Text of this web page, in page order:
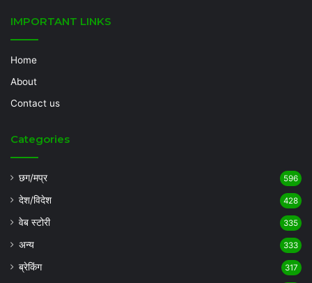
IMPORTANT LINKS
Home
About
Contact us
Categories
छग/मप्र 596
देश/विदेश 428
वेब स्टोरी 335
अन्य 333
ब्रेकिंग 317